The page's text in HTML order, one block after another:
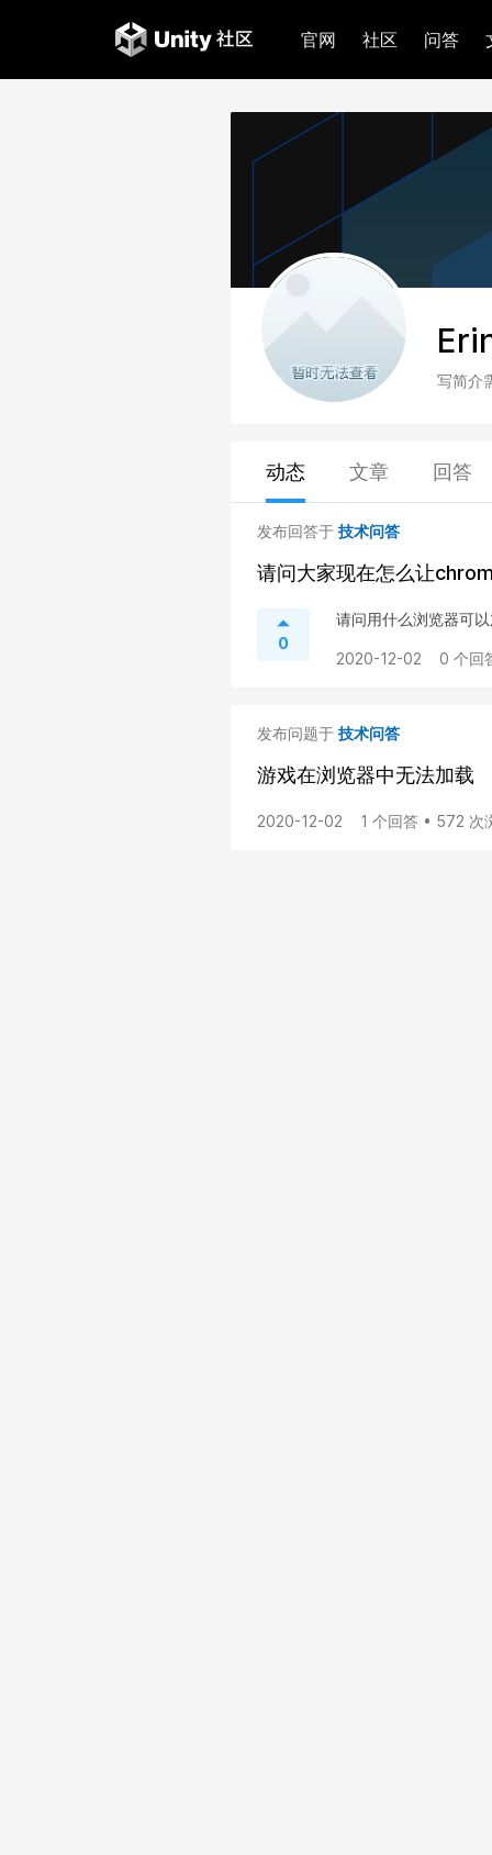
官网 社区 问答
写简介
动态 文章 回答
发布回答于 技术问答
请问大家现在怎么让
0
请问用什么浏览器可
2020-12-02 0 个回
发布问题于 技术问答
游戏在浏览器中无法加载
2020-12-02 1 个回答 • 572 次